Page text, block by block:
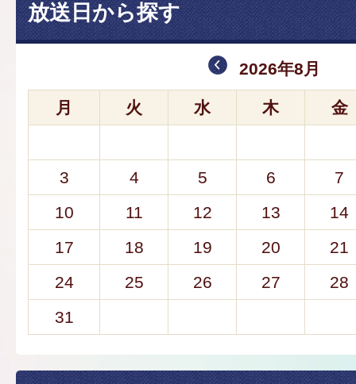
放送日から探す
2026年8月
月 火 水 木 金
3 4 5 6
7
10
11 12 13
14
17
18 19 20
21
24
25 26 27
28
31